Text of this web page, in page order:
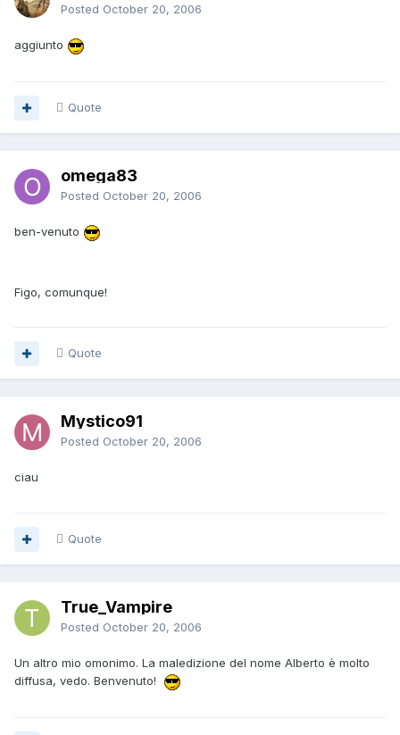
Posted October 20, 2006
aggiunto
Quote
omega83
Posted October 20, 2006
ben-venuto
Figo, comunque!
Quote
Mystico91
Posted October 20, 2006
ciau
Quote
True_Vampire
Posted October 20, 2006
Un altro mio omonimo. La maledizione del nome Alberto è molto
diffusa, vedo. Benvenuto!